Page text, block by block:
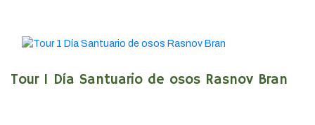
Tour 1 Día Santuario de osos Rasnov Bran